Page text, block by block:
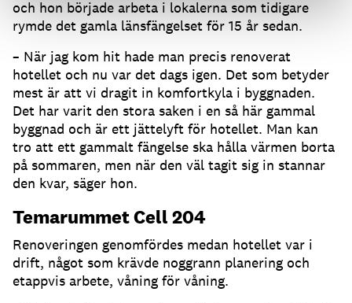
och hon började arbeta i lokalerna som tidigare
rymde det gamla länsfängelset för 15 år sedan.
– När jag kom hit hade man precis renoverat
hotellet och nu var det dags igen. Det som betyder
mest är att vi dragit in komfortkyla i byggnaden.
Det har varit den stora saken i en så här gammal
byggnad och är ett jättelyft för hotellet. Man kan
tro att ett gammalt fängelse ska hålla värmen borta
på sommaren, men när den väl tagit sig in stannar
den kvar, säger hon.
Temarummet Cell 204
Renoveringen genomfördes medan hotellet var i
drift, något som krävde noggrann planering och
etappvis arbete, våning för våning.